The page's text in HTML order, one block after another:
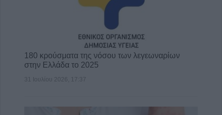
180 κρούσματα της νόσου των λεγεωναρίων
στην Ελλάδα το 2025
31 Ιουλίου 2026, 17:37